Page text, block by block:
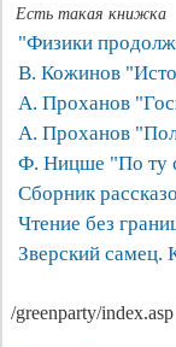
Есть такая книжка
"Физики
В. Кожинов
А. Проханов
А. Проханов
Ф. Ницше "По ту
Сборник
Чтение без
Зверский самец.
/greenparty/index.asp